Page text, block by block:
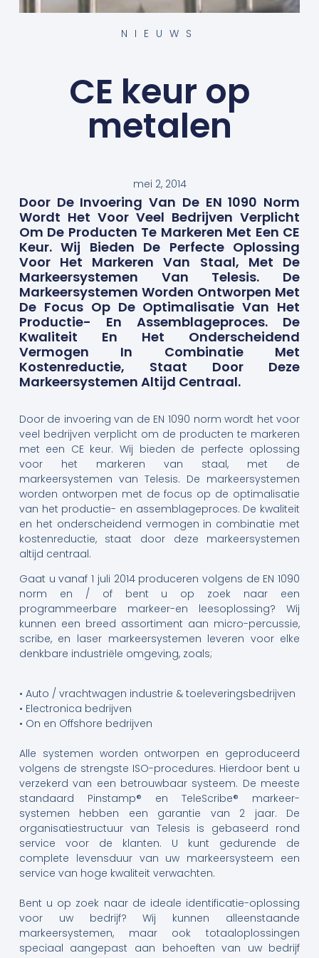
NIEUWS
CE keur op
metalen
mei 2, 2014
Door De Invoering Van De EN 1090 Norm
Wordt Het Voor Veel Bedrijven Verplicht
Om De Producten Te Markeren Met Een CE
Keur. Wij Bieden De Perfecte Oplossing
Voor Het Markeren Van Staal, Met De
Markeersystemen Van Telesis. De
Markeersystemen Worden Ontworpen Met
De Focus Op De Optimalisatie Van Het
Productie- En Assemblageproces. De
Kwaliteit En Het Onderscheidend
Vermogen In Combinatie Met
Kostenreductie, Staat Door Deze
Markeersystemen Altijd Centraal.
Door de invoering van de EN 1090 norm wordt het voor
veel bedrijven verplicht om de producten te markeren
met een CE keur. Wij bieden de perfecte oplossing
voor het markeren van staal, met de
markeersystemen van Telesis. De markeersystemen
worden ontworpen met de focus op de optimalisatie
van het productie- en assemblageproces. De kwaliteit
en het onderscheidend vermogen in combinatie met
kostenreductie, staat door deze markeersystemen
altijd centraal.
Gaat u vanaf 1 juli 2014 produceren volgens de EN 1090
norm en / of bent u op zoek naar een
programmeerbare markeer-en leesoplossing? Wij
kunnen een breed assortiment aan micro-percussie,
scribe, en laser markeersystemen leveren voor elke
denkbare industriële omgeving, zoals;
• Auto / vrachtwagen industrie & toeleveringsbedrijven
• Electronica bedrijven
• On en Offshore bedrijven
Alle systemen worden ontworpen en geproduceerd
volgens de strengste ISO-procedures. Hierdoor bent u
verzekerd van een betrouwbaar systeem. De meeste
standaard Pinstamp® en TeleScribe® markeer-
systemen hebben een garantie van 2 jaar. De
organisatiestructuur van Telesis is gebaseerd rond
service voor de klanten. U kunt gedurende de
complete levensduur van uw markeersysteem een
service van hoge kwaliteit verwachten.
Bent u op zoek naar de ideale identificatie-oplossing
voor uw bedrijf? Wij kunnen alleenstaande
markeersystemen, maar ook totaaloplossingen
speciaal aangepast aan behoeften van uw bedrijf